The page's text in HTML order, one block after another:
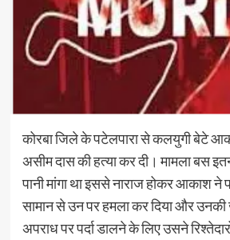
कोरबा जिले के पटेलपारा से कलयुगी बेटे
असीम दास की हत्या कर दी। मामला बस
पानी मांगा था इससे नाराज होकर आकाश ने
सामान से उन पर हमला कर दिया और
अपराध पर पर्दा डालने के लिए उसने